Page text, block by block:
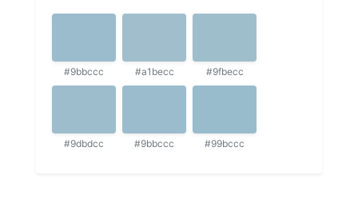
#9bbccc #a1becc #9fbecc
#9dbdcc #9bbccc #99bccc